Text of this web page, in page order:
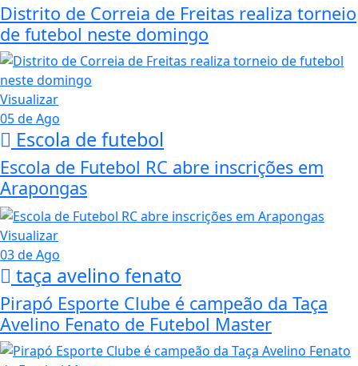
Distrito de Correia de Freitas realiza torneio
de futebol neste domingo
Visualizar
05 de Ago
Escola de futebol
Escola de Futebol RC abre inscrições em
Arapongas
Visualizar
03 de Ago
taça avelino fenato
Pirapó Esporte Clube é campeão da Taça
Avelino Fenato de Futebol Master